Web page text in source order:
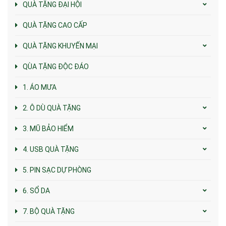
QUÀ TẶNG ĐẠI HỘI
QUÀ TẶNG CAO CẤP
QUÀ TẶNG KHUYẾN MẠI
QÙA TẶNG ĐỘC ĐÁO
1. ÁO MƯA
2. Ô DÙ QUÀ TẶNG
3. MŨ BẢO HIỂM
4. USB QUÀ TẶNG
5. PIN SẠC DỰ PHÒNG
6. SỔ DA
7. BỘ QUÀ TẶNG